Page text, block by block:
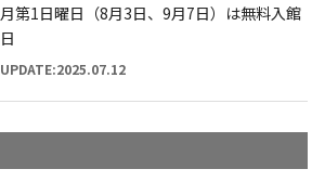
月第1日曜日（8月3日、9月7日）は無料入館
日
UPDATE:2025.07.12